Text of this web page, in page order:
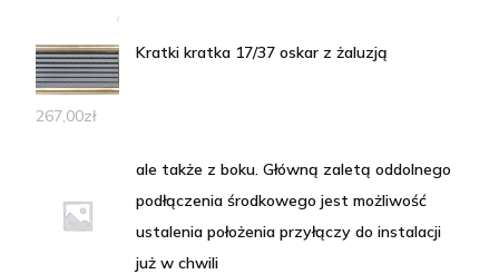
Kratki kratka 17/37 oskar z żaluzją
267,00zł
ale także z boku. Główną zaletą oddolnego
podłączenia środkowego jest możliwość
ustalenia położenia przyłączy do instalacji
już w chwili